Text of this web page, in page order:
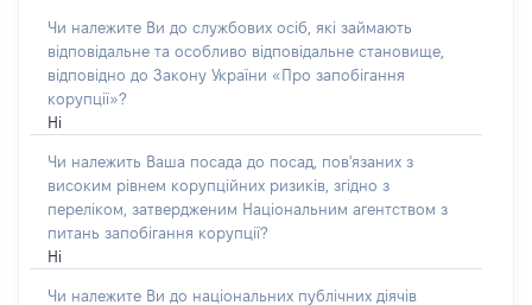
Чи належите Ви до службових осіб, які займають
відповідальне та особливо відповідальне становище,
відповідно до Закону України «Про запобігання
корупції»?
Ні
Чи належить Ваша посада до посад, пов'язаних з
високим рівнем корупційних ризиків, згідно з
переліком, затвердженим Національним агентством з
питань запобігання корупції?
Ні
Чи належите Ви до національних публічних діячів